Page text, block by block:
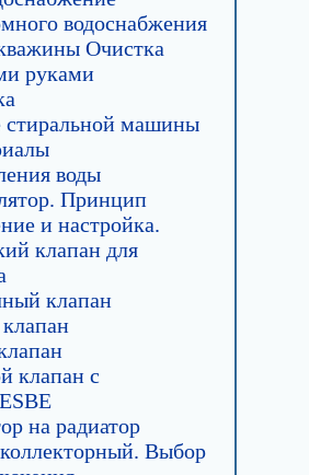
водоснабжения
Очистка
руками
машины
воды
Принцип
и настройка.
клапан для
клапан
клапан с
на радиатор
Выбор